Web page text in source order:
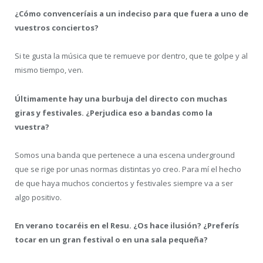
¿Cómo convenceríais a un indeciso para que fuera a uno de
vuestros conciertos?
Si te gusta la música que te remueve por dentro, que te golpe y al
mismo tiempo, ven.
Últimamente hay una burbuja del directo con muchas
giras y festivales. ¿Perjudica eso a bandas como la
vuestra?
Somos una banda que pertenece a una escena underground
que se rige por unas normas distintas yo creo. Para mí el hecho
de que haya muchos conciertos y festivales siempre va a ser
algo positivo.
En verano tocaréis en el Resu. ¿Os hace ilusión? ¿Preferís
tocar en un gran festival o en una sala pequeña?